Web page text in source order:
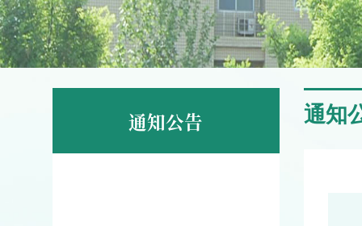
通知公告 通知